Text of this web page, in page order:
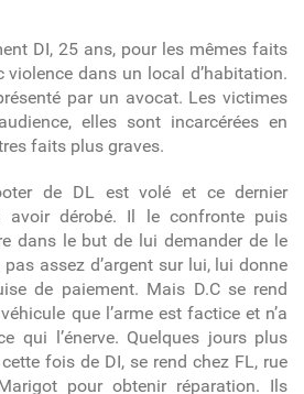
DI, 25 ans, pour les mêmes faits
violence dans un local d’habitation.
par un avocat. Les victimes
elles sont incarcérées en
faits plus graves.
de DL est volé et ce dernier
avoir dérobé. Il le confronte puis
dans le but de lui demander de le
pas assez d’argent sur lui, lui donne
de paiement. Mais D.C se rend
que l’arme est factice et n’a
qui l’énerve. Quelques jours plus
fois de DI, se rend chez FL, rue
pour obtenir réparation. Ils